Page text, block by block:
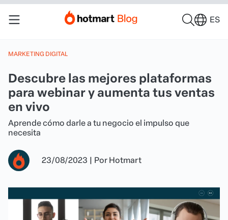
ES
MARKETING DIGITAL
Descubre las mejores plataformas
para webinar y aumenta tus ventas
en vivo
Aprende cómo darle a tu negocio el impulso que
necesita
23/08/2023 | Por Hotmart